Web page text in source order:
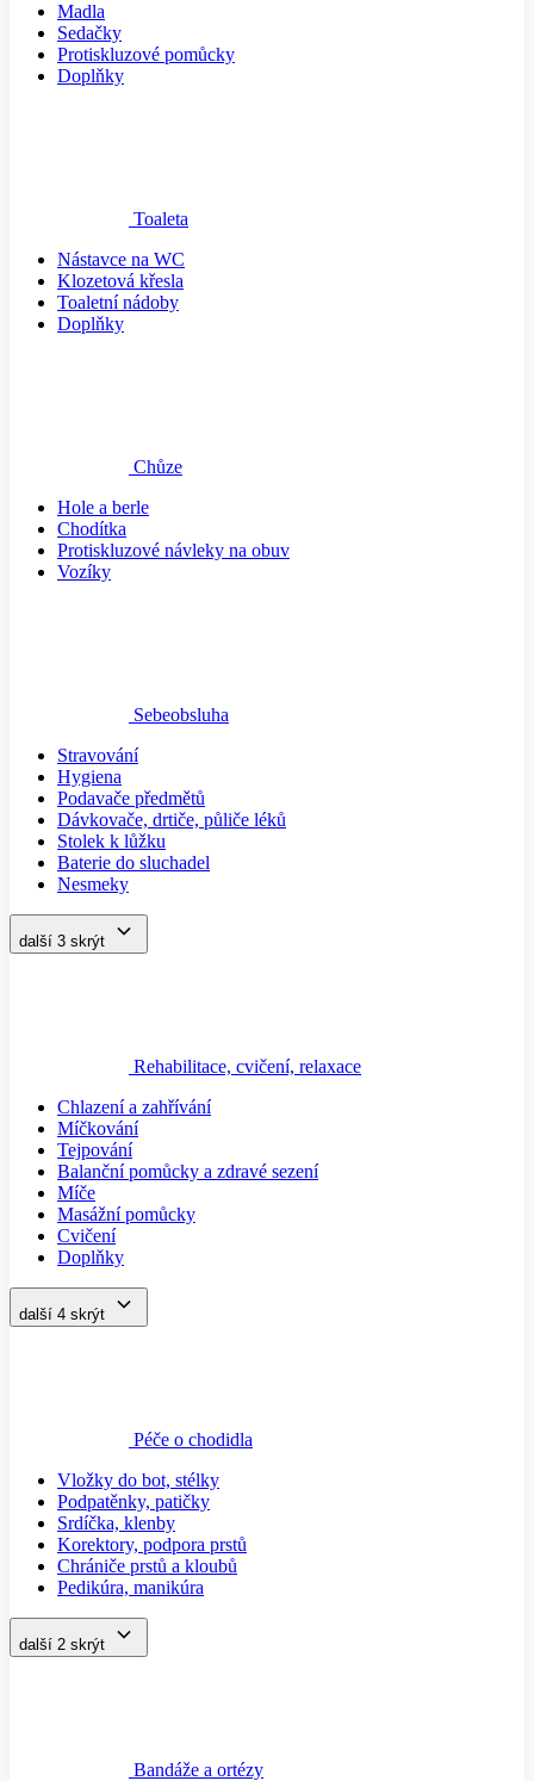
Madla
Sedačky
Protiskluzové pomůcky
Doplňky
Toaleta
Nástavce na WC
Klozetová křesla
Toaletní nádoby
Doplňky
Chůze
Hole a berle
Chodítka
Protiskluzové návleky na obuv
Vozíky
Sebeobsluha
Stravování
Hygiena
Podavače předmětů
Dávkovače, drtiče, půliče léků
Stolek k lůžku
Baterie do sluchadel
Nesmeky
další 3 skrýt
Rehabilitace, cvičení, relaxace
Chlazení a zahřívání
Míčkování
Tejpování
Balanční pomůcky a zdravé sezení
Míče
Masážní pomůcky
Cvičení
Doplňky
další 4 skrýt
Péče o chodidla
Vložky do bot, stélky
Podpatěnky, patičky
Srdíčka, klenby
Korektory, podpora prstů
Chrániče prstů a kloubů
Pedikúra, manikúra
další 2 skrýt
Bandáže a ortézy